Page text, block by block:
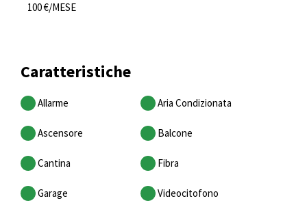
100 €/MESE
Caratteristiche
Allarme Aria Condizionata
Ascensore Balcone
Cantina Fibra
Garage Videocitofono